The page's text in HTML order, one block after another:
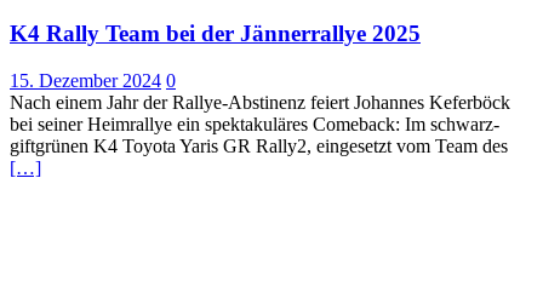
K4 Rally Team bei der Jännerrallye 2025
15. Dezember 2024 0
Nach einem Jahr der Rallye-Abstinenz feiert Johannes Keferböck
bei seiner Heimrallye ein spektakuläres Comeback: Im schwarz-
giftgrünen K4 Toyota Yaris GR Rally2, eingesetzt vom Team des
[…]